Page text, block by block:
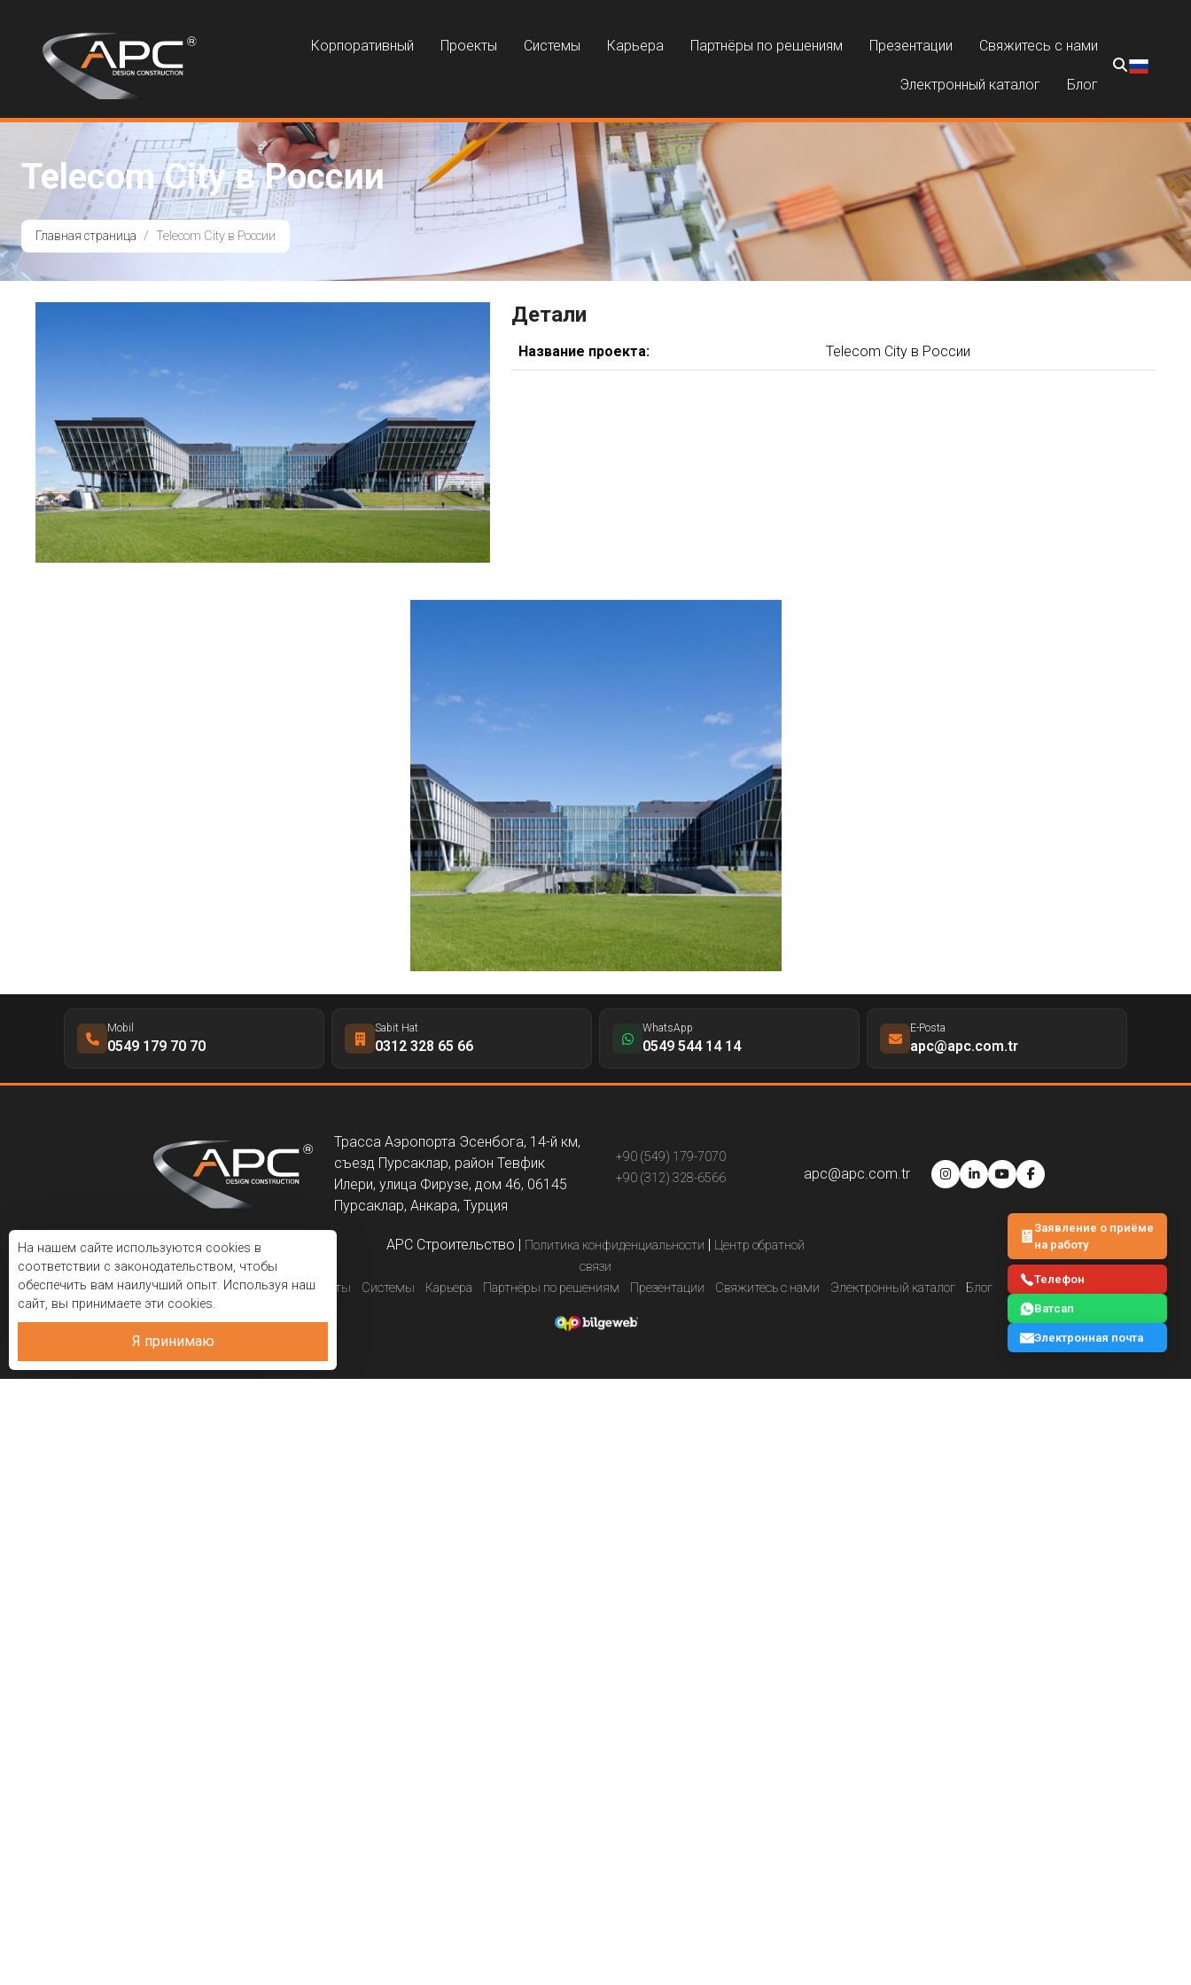
Корпоративный Проекты Системы Карьера Партнёры по решениям Презентации Свяжитесь с нами
Электронный каталог Блог
Telecom City в России
Главная страница Telecom City в России
Детали
Название проекта: Telecom City в России
На нашем сайте используются cookies в
соответствии с законодательством, чтобы
обеспечить вам наилучший опыт. Используя наш
сайт, вы принимаете эти cookies.
Я принимаю
Mobil
0549 179 70 70
Sabit Hat
0312 328 65 66
WhatsApp
0549 544 14 14
E-Posta
apc@apc.com.tr
Трасса Аэропорта Эсенбога, 14-й км,
съезд Пурсаклар, район Тевфик
Илери, улица Фирузе, дом 46, 06145
Пурсаклар, Анкара, Турция
+90 (549) 179-7070
+90 (312) 328-6566
apc@apc.com.tr
APC Строительство Политика конфиденциальности
Центр обратной
связи
Корпоративный
Проекты Системы Карьера Партнёры по решениям Презентации Свяжитесь с нами Электронный каталог Блог
Заявление о приёме
на работу
Телефон
Ватсап
Электронная почта